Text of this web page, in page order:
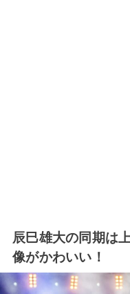
辰巳雄大の同期は
像がかわいい！